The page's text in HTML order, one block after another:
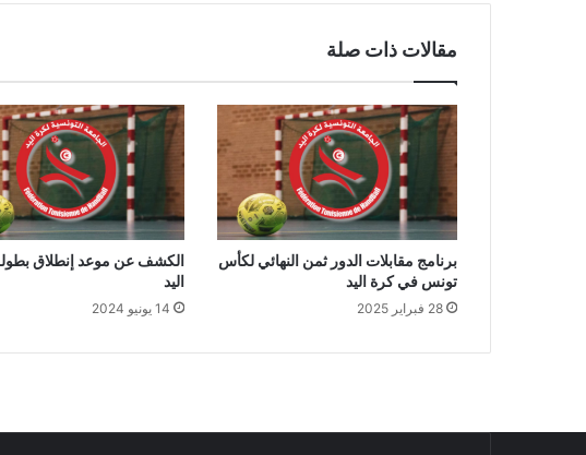
مقالات ذات صلة
برنامج مقابلات الدور ثمن النهائي لكأس
تونس في كرة اليد
28 فبراير 2025
الكشف عن موعد إنطلاق
اليد
14 يونيو 2024